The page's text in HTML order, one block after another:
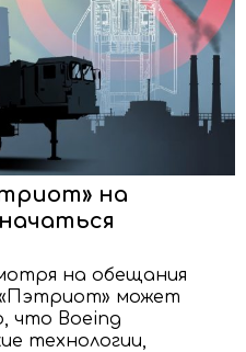
на
на обещания
может
что Boeing
технологии,